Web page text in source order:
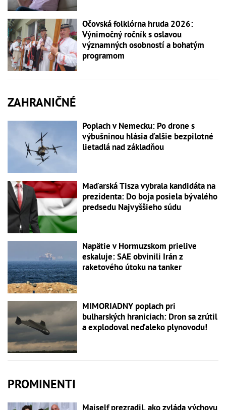
Očovská folklórna hruda 2026:
Výnimočný ročník s oslavou
významných osobností a bohatým
programom
ZAHRANIČNÉ
Poplach v Nemecku: Po drone s
výbušninou hlásia ďalšie bezpilotné
lietadlá nad základňou
Maďarská Tisza vybrala kandidáta na
prezidenta: Do boja posiela bývalého
predsedu Najvyššieho súdu
Napätie v Hormuzskom prielive
eskaluje: SAE obvinili Irán z
raketového útoku na tanker
MIMORIADNY poplach pri
bulharských hraniciach: Dron sa zrútil
a explodoval neďaleko plynovodu!
PROMINENTI
Majself prezradil, ako zvláda výchovu